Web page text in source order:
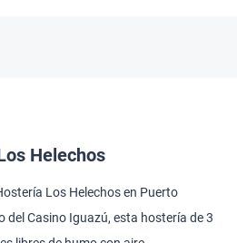
Helechos
Los Helechos en Puerto
del Casino Iguazú, esta hostería de 3